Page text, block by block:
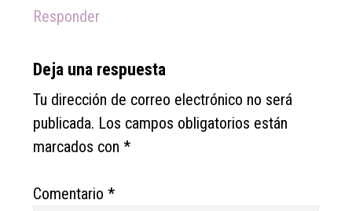
Responder
Deja una respuesta
Tu dirección de correo electrónico no será
publicada. Los campos obligatorios están
marcados con*
Comentario*